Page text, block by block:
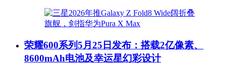
荣耀600系列5月25日发布：搭载2亿像素、
8600mAh电池及幸运星幻彩设计